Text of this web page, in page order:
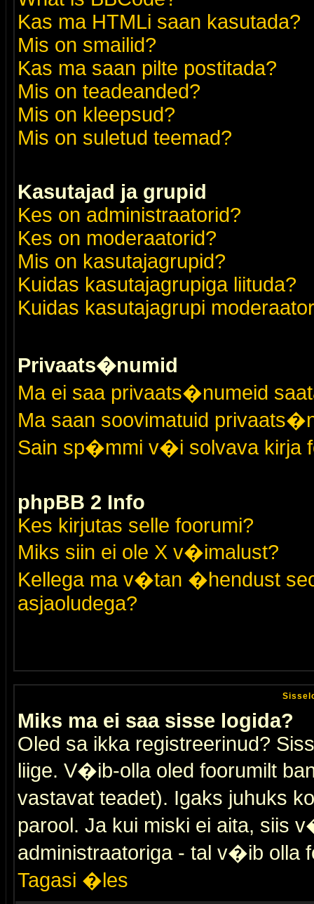
Kas ma HTMLi saan kasutada?
Mis on smailid?
Kas ma saan pilte postitada?
Mis on teadeanded?
Mis on kleepsud?
Mis on suletud teemad?
Kasutajad ja grupid
Kes on administraatorid?
Kes on moderaatorid?
Mis on kasutajagrupid?
Kuidas kasutajagrupiga liituda?
Kuidas kasutajagrupi
Privaats�numid
Ma ei saa privaats�numeid
Ma saan soovimatuid
Sain sp�mmi v�i solvava kirja
phpBB 2 Info
Kes kirjutas selle foorumi?
Miks siin ei ole X v�imalust?
Kellega ma v�tan �hendust
asjaoludega?
Miks ma ei saa sisse logida?
Oled sa ikka registreerinud?
liige. V�ib-olla oled foorumilt
vastavat teadet). Igaks juhuks
parool. Ja kui miski ei aita, siis
administraatoriga - tal v�ib olla
Tagasi �les